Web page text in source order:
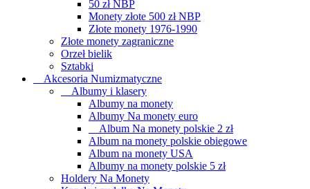
50 zł NBP
Monety złote 500 zł NBP
Złote monety 1976-1990
Złote monety zagraniczne
Orzeł bielik
Sztabki
Akcesoria Numizmatyczne
Albumy i klasery
Albumy na monety
Albumy Na monety euro
Album Na monety polskie 2 zł
Album na monety polskie obiegowe
Album na monety USA
Albumy na monety polskie 5 zł
Holdery Na Monety